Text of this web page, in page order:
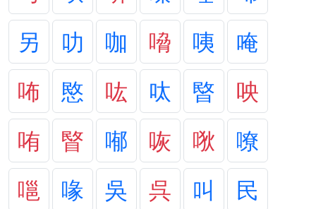
另
叻 咖 嗋 咦
唵
咘
愍 吰 呔 暋
咉
哊
睯 喐 咴 唙
嘹
嗈
喙 吳 呉 叫
民